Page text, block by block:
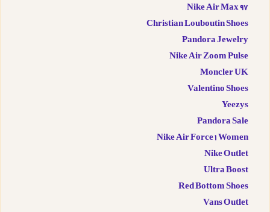
Nike Air Max 97
Christian Louboutin Shoes
Pandora Jewelry
Nike Air Zoom Pulse
Moncler UK
Valentino Shoes
Yeezys
Pandora Sale
Nike Air Force 1 Women
Nike Outlet
Ultra Boost
Red Bottom Shoes
Vans Outlet